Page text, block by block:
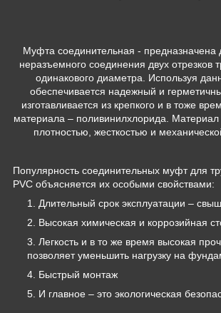
Муфта соединительная - предназначена
неразъемного соединения двух отрезков
одинакового диаметра. Используя
обеспечивается надежный и
изготавливается из крепкого и в тоже
материала – поливинилхлорида. Материал
плотностью, жесткостью и
Популярность соединительных муфт для
PVC объясняется их особыми свойствами:
Длительный срок эксплуатации –
Высокая химическая и коррозийная
Легкость и в то же время высокая
позволяет уменьшить нагрузку на
Быстрый монтаж
И главное – это экологическая